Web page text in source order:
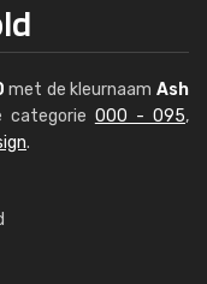
met de kleurnaamAsh
categorie 000 - 095,
.